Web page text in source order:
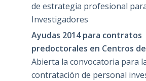
de estrategia profesional
Investigadores
Ayudas 2014 para contratos
predoctorales en Centros de
Abierta la convocatoria para
contratación de personal